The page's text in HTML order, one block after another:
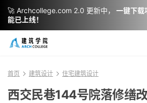
首页 建筑设计 住宅建筑设计
西交民巷144号院落修缮
🚀 Archcollege.com 2.0 更新中，
一键下载
能已上线！